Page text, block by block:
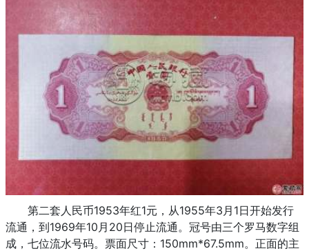
第二套人民币1953年红1元，从1955年3月1日开始发行
流通，到1969年10月20日停止流通。冠号由三个罗马数字组
成，七位流水号码。票面尺寸：150mm*67.5mm。正面的主